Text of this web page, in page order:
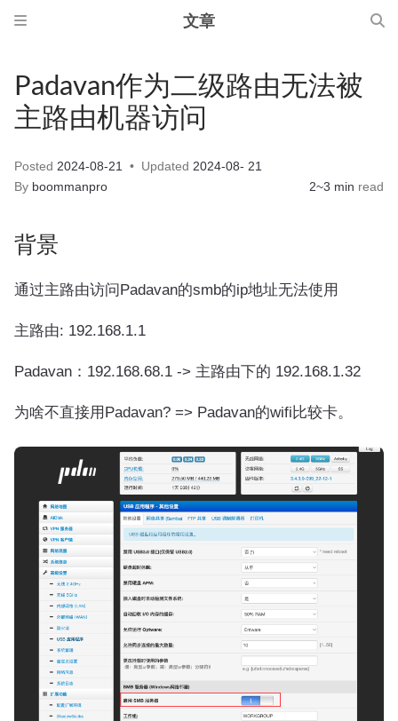
文章
Padavan作为二级路由无法被
主路由机器访问
Posted 2024-08-21 Updated 2024-08- 21
By boommanpro 2~3 min read
背景
通过主路由访问Padavan的smb的ip地址无法使用
主路由: 192.168.1.1
Padavan：192.168.68.1 -> 主路由下的 192.168.1.32
为啥不直接用Padavan? => Padavan的wifi比较卡。